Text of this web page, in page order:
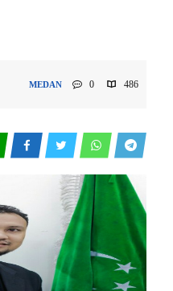
MEDAN 0 486